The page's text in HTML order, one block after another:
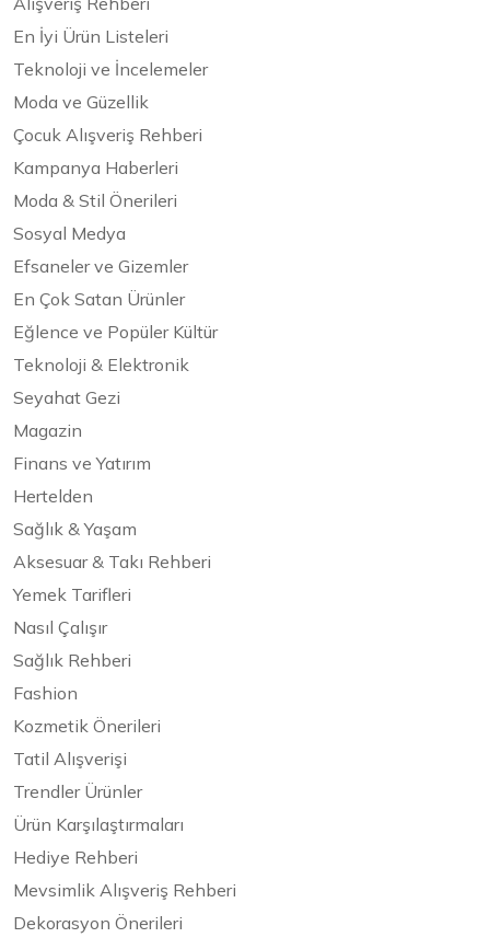
En İyi Ürün Listeleri
Teknoloji ve İncelemeler
Moda ve Güzellik
Çocuk Alışveriş Rehberi
Kampanya Haberleri
Moda & Stil Önerileri
Sosyal Medya
Efsaneler ve Gizemler
En Çok Satan Ürünler
Eğlence ve Popüler Kültür
Teknoloji & Elektronik
Seyahat Gezi
Magazin
Finans ve Yatırım
Hertelden
Sağlık & Yaşam
Aksesuar & Takı Rehberi
Yemek Tarifleri
Nasıl Çalışır
Sağlık Rehberi
Fashion
Kozmetik Önerileri
Tatil Alışverişi
Trendler Ürünler
Ürün Karşılaştırmaları
Hediye Rehberi
Mevsimlik Alışveriş Rehberi
Dekorasyon Önerileri